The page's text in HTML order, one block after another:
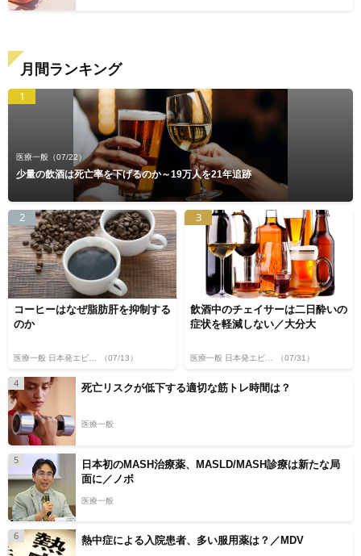
月間ランキング
1
医療一般 （07/22）
少量の飲酒は死亡率を下げるのか～19万人を21年追跡
2
コーヒーはなぜ脂肪肝を抑制する
のか
医療一般 日本発エビデンス （07/13）
3
飲酒中のチェイサーは二日酔いの
症状を軽減しない／大分大
医療一般 日本発エビデンス （07/31）
4 死亡リスクが低下する適切な筋トレ時間は？
医療一般
5
日本初のMASH治療薬、MASLD/MASH診療は新たな局
面に／ノボ
医療一般
6 熱中症による入院患者、多い服用薬は？／MDV